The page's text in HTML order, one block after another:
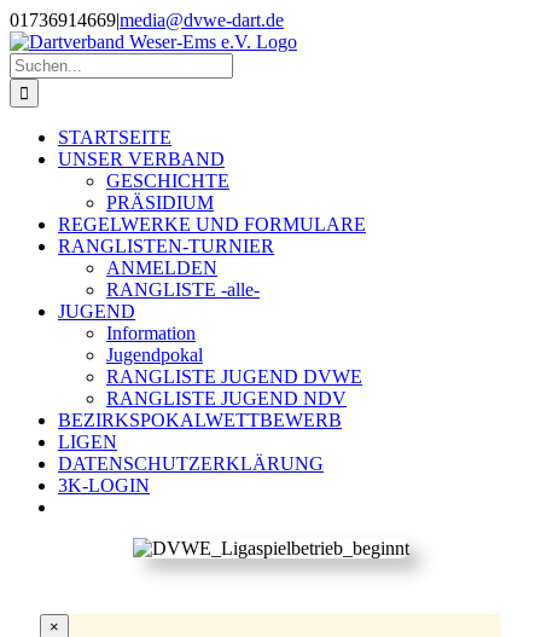
Zum
Inhalt
springen
01736914669|media@dvwe-dart.de
Suche
nach:
STARTSEITE
UNSER VERBAND
GESCHICHTE
PRÄSIDIUM
REGELWERKE UND FORMULARE
RANGLISTEN-TURNIER
ANMELDEN
RANGLISTE -alle-
JUGEND
Information
Jugendpokal
RANGLISTE JUGEND DVWE
RANGLISTE JUGEND NDV
BEZIRKSPOKALWETTBEWERB
LIGEN
DATENSCHUTZERKLÄRUNG
3K-LOGIN
×